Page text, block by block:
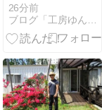
26分前
ブログ「工房ゆんたく」